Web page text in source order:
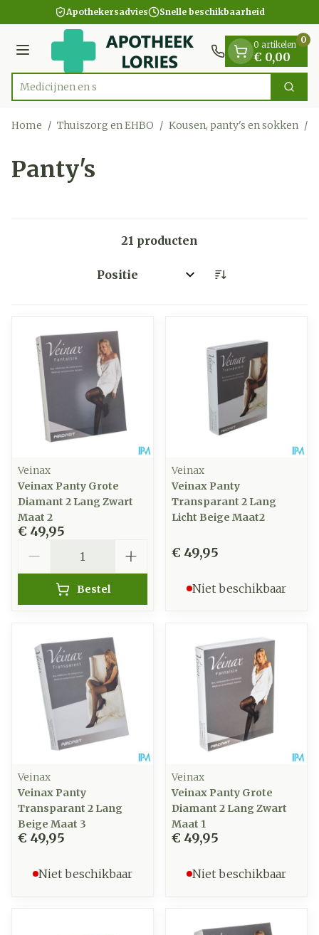
Ga naar de inhoudApothekersadvies Snelle beschikbaarheid
Menu
Product, merk, categorie... Zoek
0 artikelen
€ 0,00
0
Home / Thuiszorg en EHBO / Kousen, panty's en sokken /
Panty's
21 producten
Sorteer op:
Veinax
Veinax Panty Grote
Diamant 2 Lang Zwart
Maat 2
€ 49,95
Bestel
Veinax
Veinax Panty
Transparant 2 Lang
Licht Beige Maat2
€ 49,95
Niet beschikbaar
Veinax
Veinax Panty
Transparant 2 Lang
Beige Maat 3
€ 49,95
Niet beschikbaar
Veinax
Veinax Panty Grote
Diamant 2 Lang Zwart
Maat 1
€ 49,95
Niet beschikbaar